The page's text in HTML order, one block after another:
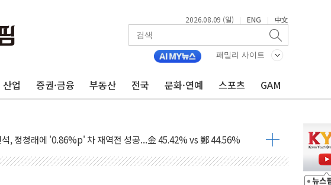
2026.08.09 (일) | ENG | 中文
패밀리 사이트
산업 증권·금융 부동산 전국 문화·연예 스포츠 GAM
예산 40억 긴급 투입…고수온 양식장 복구·지원 '총력'
우특보'-포항 '산사태 주의보'...경북도, 호우 피해·통제구간 없어
설회 나선 송영길·정청래·김민석 당대표 후보
차 제주·인천 경선서 정청래에 승리...47.75% vs 42.08%